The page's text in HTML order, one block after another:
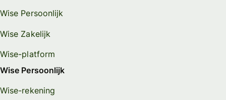
Wise Persoonlijk
Wise Zakelijk
Wise-platform
Wise Persoonlijk
Wise-rekening